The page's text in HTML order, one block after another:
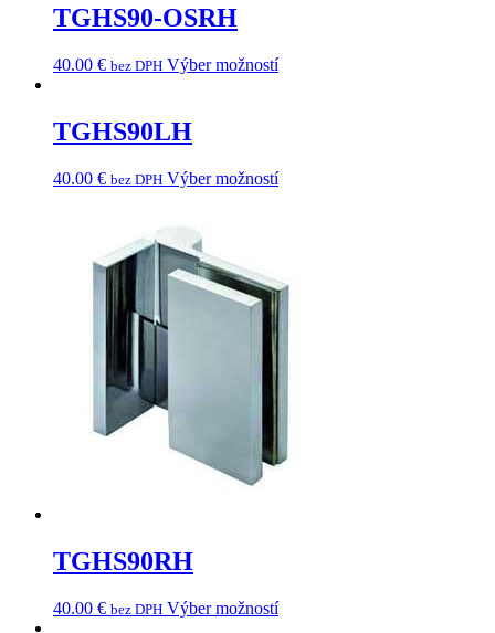
TGHS90-OSRH
40.00 € bez DPH Výber možností
TGHS90LH
40.00 € bez DPH Výber možností
TGHS90RH
40.00 € bez DPH Výber možností